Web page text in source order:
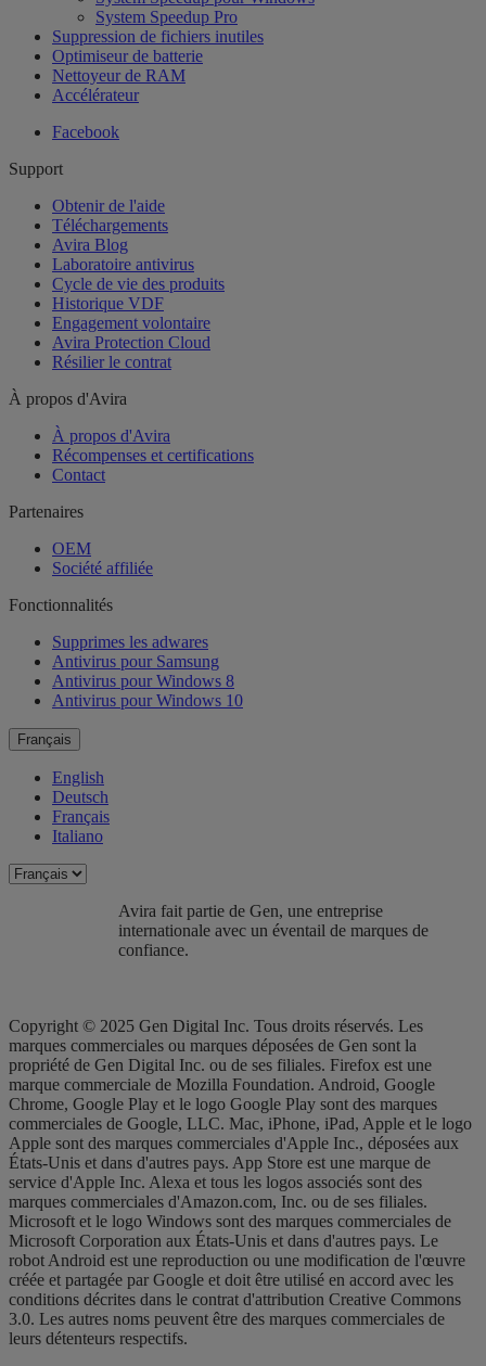
System Speedup Pro
Suppression de fichiers inutiles
Optimiseur de batterie
Nettoyeur de RAM
Accélérateur
Facebook
Support
Obtenir de l'aide
Téléchargements
Avira Blog
Laboratoire antivirus
Cycle de vie des produits
Historique VDF
Engagement volontaire
Avira Protection Cloud
Résilier le contrat
À propos d'Avira
À propos d'Avira
Récompenses et certifications
Contact
Partenaires
OEM
Société affiliée
Fonctionnalités
Supprimes les adwares
Antivirus pour Samsung
Antivirus pour Windows 8
Antivirus pour Windows 10
Français
English
Deutsch
Français
Italiano
Avira fait partie de Gen, une entreprise
internationale avec un éventail de marques de
confiance.​
Copyright © 2025 Gen Digital Inc. Tous droits réservés. Les
marques commerciales ou marques déposées de Gen sont la
propriété de Gen Digital Inc. ou de ses filiales. Firefox est une
marque commerciale de Mozilla Foundation. Android, Google
Chrome, Google Play et le logo Google Play sont des marques
commerciales de Google, LLC. Mac, iPhone, iPad, Apple et le logo
Apple sont des marques commerciales d'Apple Inc., déposées aux
États-Unis et dans d'autres pays. App Store est une marque de
service d'Apple Inc. Alexa et tous les logos associés sont des
marques commerciales d'Amazon.com, Inc. ou de ses filiales.
Microsoft et le logo Windows sont des marques commerciales de
Microsoft Corporation aux États-Unis et dans d'autres pays. Le
robot Android est une reproduction ou une modification de l'œuvre
créée et partagée par Google et doit être utilisé en accord avec les
conditions décrites dans le contrat d'attribution Creative Commons
3.0. Les autres noms peuvent être des marques commerciales de
leurs détenteurs respectifs.